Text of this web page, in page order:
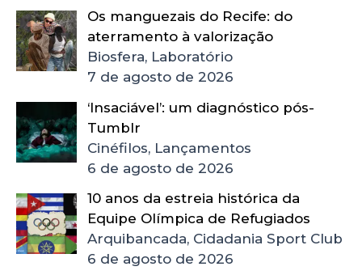
Os manguezais do Recife: do
aterramento à valorização
Biosfera, Laboratório
7 de agosto de 2026
‘Insaciável’: um diagnóstico pós-
Tumblr
Cinéfilos, Lançamentos
6 de agosto de 2026
10 anos da estreia histórica da
Equipe Olímpica de Refugiados
Arquibancada, Cidadania Sport Club
6 de agosto de 2026